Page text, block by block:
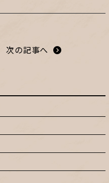
ガーデンアーツ
次の記事へ